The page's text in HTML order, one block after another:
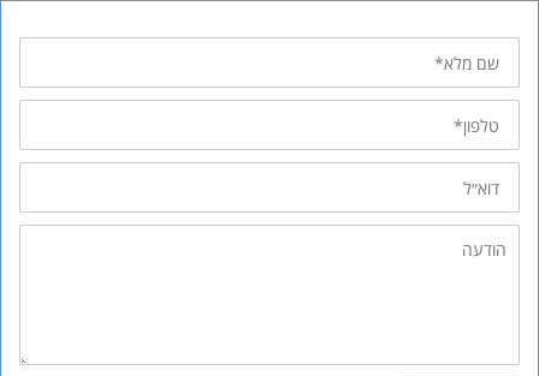
שם
מלא
טלפון
דוא״ל
הודעה